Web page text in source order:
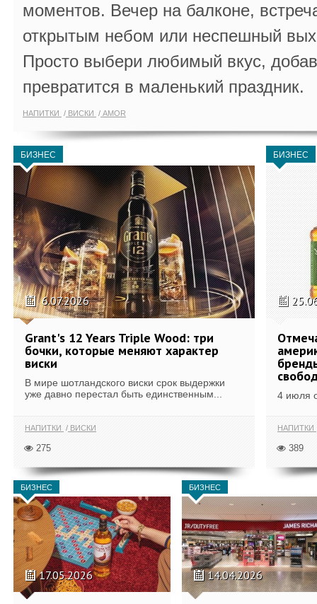
моментов. Вечер на балконе,
открытым небом или неспешный
Просто выбери любимый вкус,
превратится в маленький праздник.
НАПИТКИ ВИСКИ AMOR
БИЗНЕС
6.07.2026
Grant's 12 Years Triple Wood: три
бочки, которые меняют характер
виски
В мире шотландского виски срок выдержки
уже давно перестал быть единственным...
НАПИТКИ ВИСКИ
275
БИЗНЕС
4 июля
НАПИТКИ
389
БИЗНЕС
17.05.2026
БИЗНЕС
14.04.2026